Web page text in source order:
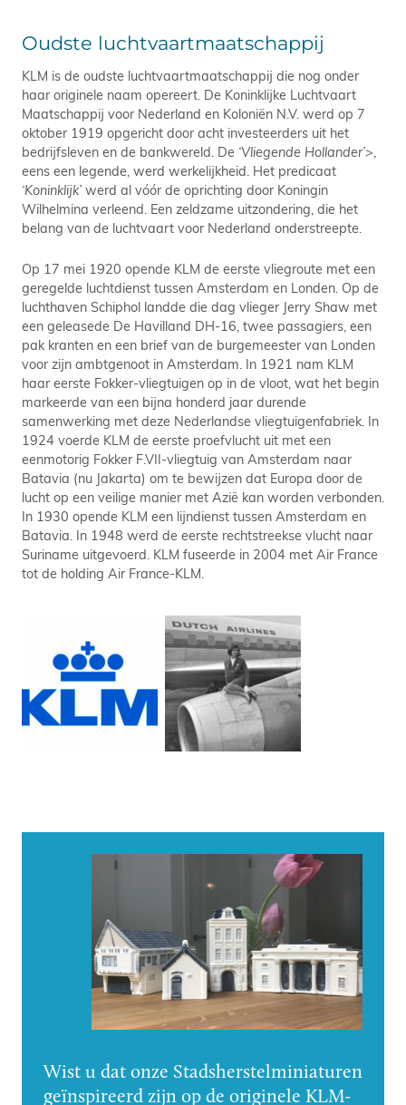
Oudste luchtvaartmaatschappij
KLM is de oudste luchtvaartmaatschappij die nog onder
haar originele naam opereert. De Koninklijke Luchtvaart
Maatschappij voor Nederland en Koloniën N.V. werd op 7
oktober 1919 opgericht door acht investeerders uit het
bedrijfsleven en de bankwereld. De ‘Vliegende Hollander’>,
eens een legende, werd werkelijkheid. Het predicaat
‘Koninklijk’ werd al vóór de oprichting door Koningin
Wilhelmina verleend. Een zeldzame uitzondering, die het
belang van de luchtvaart voor Nederland onderstreepte.
Op 17 mei 1920 opende KLM de eerste vliegroute met een
geregelde luchtdienst tussen Amsterdam en Londen. Op de
luchthaven Schiphol landde die dag vlieger Jerry Shaw met
een geleasede De Havilland DH-16, twee passagiers, een
pak kranten en een brief van de burgemeester van Londen
voor zijn ambtgenoot in Amsterdam. In 1921 nam KLM
haar eerste Fokker-vliegtuigen op in de vloot, wat het begin
markeerde van een bijna honderd jaar durende
samenwerking met deze Nederlandse vliegtuigenfabriek. In
1924 voerde KLM de eerste proefvlucht uit met een
eenmotorig Fokker F.VII-vliegtuig van Amsterdam naar
Batavia (nu Jakarta) om te bewijzen dat Europa door de
lucht op een veilige manier met Azië kan worden verbonden.
In 1930 opende KLM een lijndienst tussen Amsterdam en
Batavia. In 1948 werd de eerste rechtstreekse vlucht naar
Suriname uitgevoerd. KLM fuseerde in 2004 met Air France
tot de holding Air France-KLM.
Wist u dat onze Stadsherstelminiaturen
geïnspireerd zijn op de originele KLM-